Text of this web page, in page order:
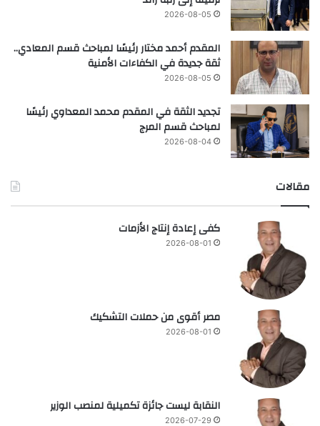
2026-08-05
المقدم أحمد مختار رئيسًا لمباحث قسم المعادي..
ثقة جديدة في الكفاءات الأمنية
2026-08-05
تجديد الثقة في المقدم محمد المعداوي رئيسًا
لمباحث قسم المرج
2026-08-04
مقالات
كفى إعادة إنتاج الأزمات
2026-08-01
مصر أقوى من حملات التشكيك
2026-08-01
النقابة ليست جائزة تكميلية لمنصب الوزير
2026-07-29